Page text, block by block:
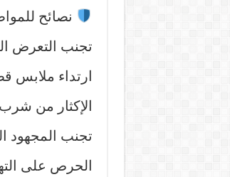
نصائح
تجنب التعرض
ارتداء ملابس
الإكثار من
تجنب المجهود
الحرص على